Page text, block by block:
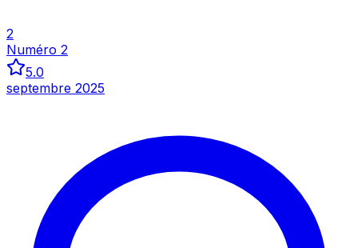
2
Numéro 2
5.0
septembre 2025